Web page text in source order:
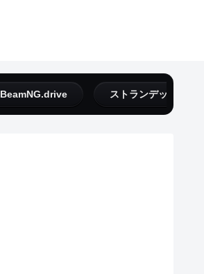
BeamNG.drive ストランデッドディ